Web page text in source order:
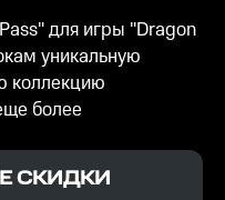
для игры "Dragon
уникальную
коллекцию
более
СКИДКИ